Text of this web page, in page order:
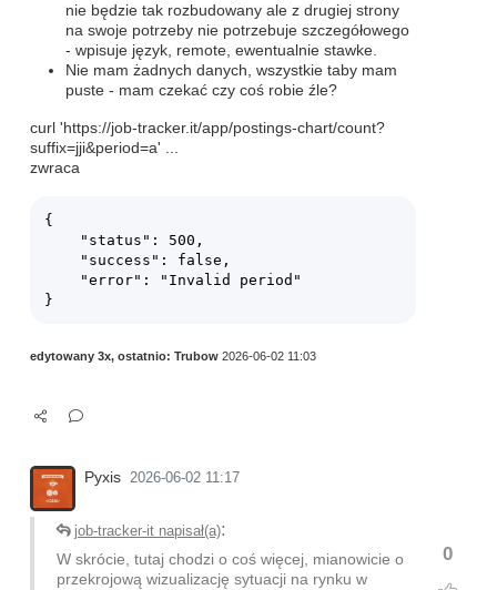
nie będzie tak rozbudowany ale z drugiej strony
na swoje potrzeby nie potrzebuje szczegółowego
- wpisuje język, remote, ewentualnie stawke.
Nie mam żadnych danych, wszystkie taby mam
puste - mam czekać czy coś robie źle?
curl 'https://job-tracker.it/app/postings-chart/count?
suffix=jji&period=a' ...
zwraca
{
    "status": 500,
    "success": false,
    "error": "Invalid period"
edytowany 3x, ostatnio: Trubow 2026-06-02 11:03
Pyxis 2026-06-02 11:17
0
job-tracker-it napisał(a):
W skrócie, tutaj chodzi o coś więcej, mianowicie o
przekrojową wizualizację sytuacji na rynku w